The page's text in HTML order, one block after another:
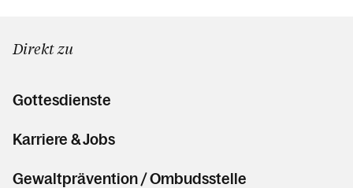
Direkt zu
Gottesdienste
Karriere & Jobs
Gewaltprävention / Ombudsstelle